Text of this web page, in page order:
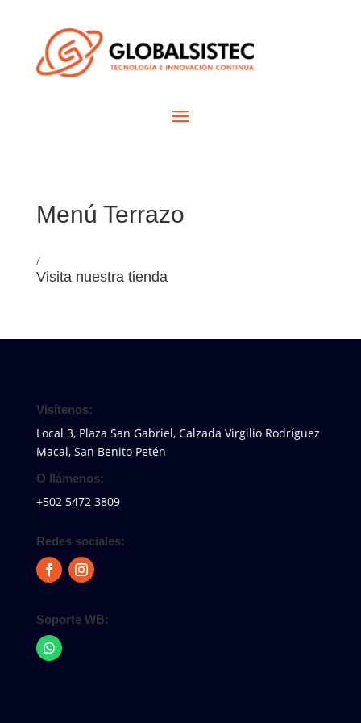
Menú Terrazo
/
Visita nuestra tienda
Visítenos:
Local 3, Plaza San Gabriel, Calzada Virgilio Rodríguez
Macal, San Benito Petén
O llámenos:
+502 5472 3809
Redes sociales:
Soporte WB: